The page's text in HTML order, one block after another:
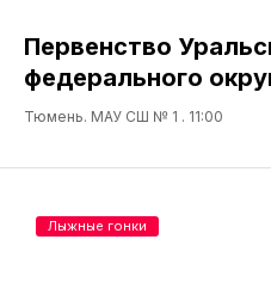
Первенство
федерального
Тюмень. МАУ СШ № 1 . 11:00
Лыжные гонки